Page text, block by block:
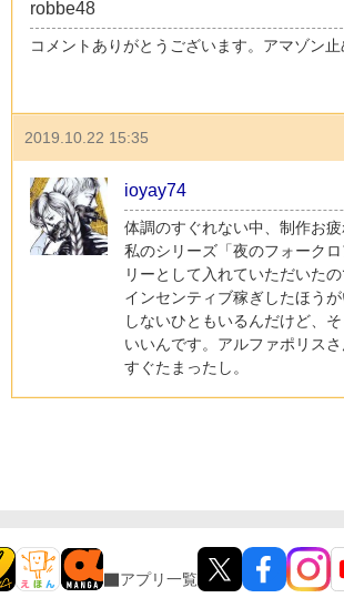
robbe48
コメントありがとうございます。アマゾン
2019.10.22 15:35
ioyay74
体調のすぐれない中、制作お
私のシリーズ「夜のフォーク
リーとして入れていただいた
インセンティブ稼ぎしたほう
しないひともいるんだけど、
いいんです。アルファポリス
すぐたまったし。
アプリ一覧